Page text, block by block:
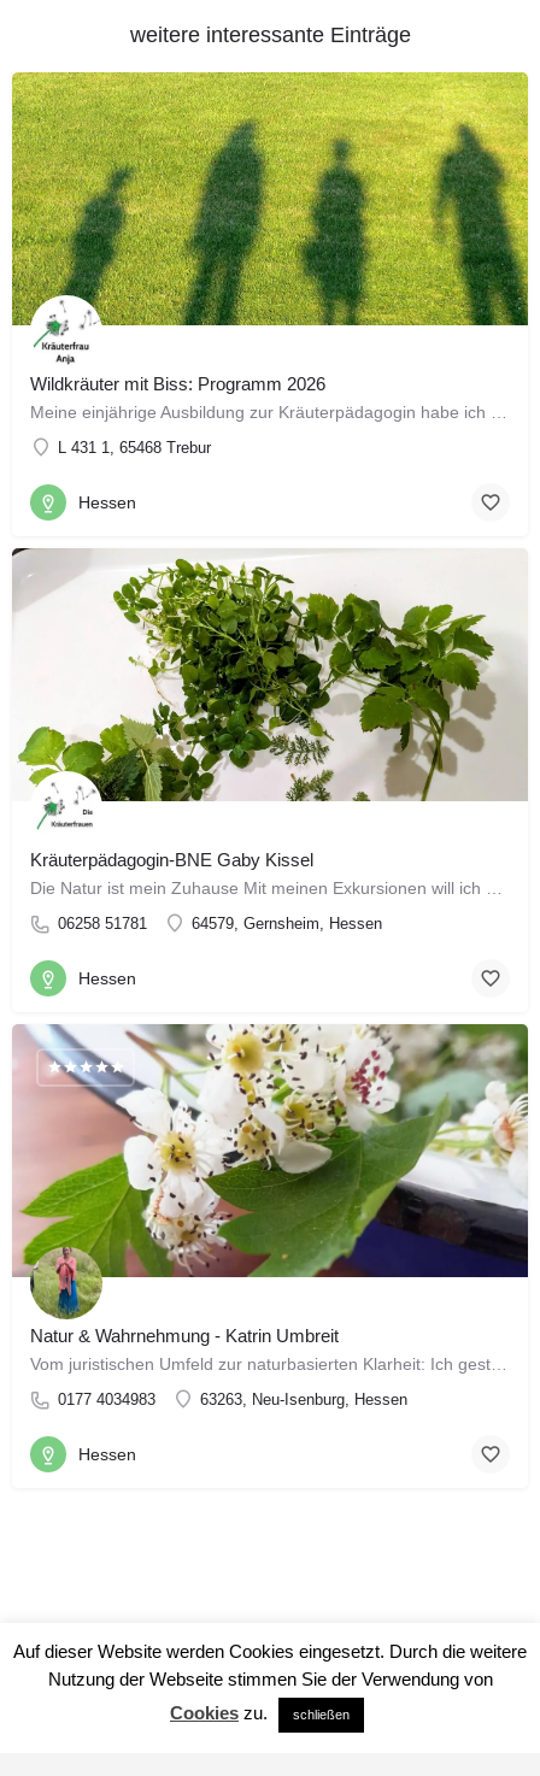
weitere interessante Einträge
Wildkräuter mit Biss: Programm 2026
L 431 1, 65468 Trebur
Hessen
Kräuterpädagogin-BNE Gaby Kissel
06258 51781 64579, Gernsheim, Hessen
Hessen
Natur & Wahrnehmung - Katrin Umbreit
0177 4034983 63263, Neu-Isenburg, Hessen
Hessen
Auf dieser Website werden Cookies eingesetzt. Durch die weitere
Nutzung der Webseite stimmen Sie der Verwendung von
Cookies zu. schließen